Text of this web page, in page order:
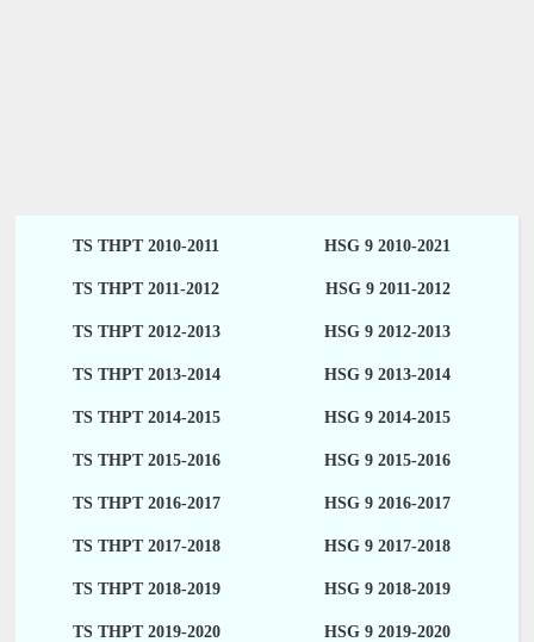
TS THPT 2010-2011 HSG 9 2010-2021
TS THPT 2011-2012 HSG 9 2011-2012
TS THPT 2012-2013 HSG 9 2012-2013
TS THPT 2013-2014 HSG 9 2013-2014
TS THPT 2014-2015 HSG 9 2014-2015
TS THPT 2015-2016 HSG 9 2015-2016
TS THPT 2016-2017 HSG 9 2016-2017
TS THPT 2017-2018 HSG 9 2017-2018
TS THPT 2018-2019 HSG 9 2018-2019
TS THPT 2019-2020 HSG 9 2019-2020